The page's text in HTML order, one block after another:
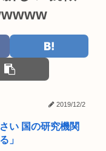
10年前と同レベルな
ってた？
を告白「中国の強硬
ずに終わるwww
明…
20万超えてて営業セ
と公表
2019/12/2
い 国の研究機関
」